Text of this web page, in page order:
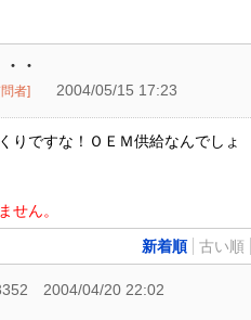
・
者] 2004/05/15 17:23
りですな！ＯＥＭ供給なんでしょ
せん。
新着順 古い順
2004/04/20 22:02